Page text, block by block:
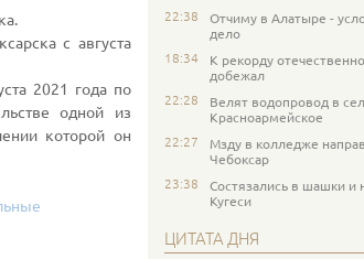
с августа
2021 года по
одной из
которой он
22:38
Отчиму в Алатыре -
дело
18:34
К рекорду
добежал
22:28
Велят водопровод в
Красноармейское
22:27
Мзду в колледже
Чебоксар
23:38
Состязались в шашки и
Кугеси
ЦИТАТА ДНЯ